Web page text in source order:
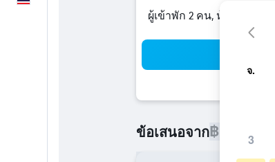
ผู้เข้าพัก 2 คน, ห้องพัก 1 ห้อง
ข้อเสนอจาก฿1,589
จ.
3